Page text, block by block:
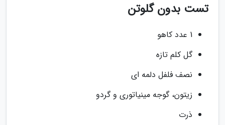
تست بدون گلوتن
1 عدد کاهو
گل کلم تازه
نصف فلفل دلمه ای
زیتون، گوجه مینیاتوری و گردو
ذرت